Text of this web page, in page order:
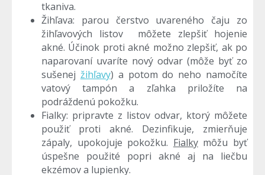
tkaniva.
Žihľava: parou čerstvo uvareného čaju zo
žihľavových listov môžete zlepšiť hojenie
akné. Účinok proti akné možno zlepšiť, ak po
naparovaní uvaríte nový odvar (môže byť zo
sušenej žihľavy) a potom do neho namočíte
vatový tampón a zľahka priložíte na
podráždenú pokožku.
Fialky: pripravte z listov odvar, ktorý môžete
použiť proti akné. Dezinfikuje, zmierňuje
zápaly, upokojuje pokožku. Fialkymôžu byť
úspešne použité popri akné aj na liečbu
ekzémov a lupienky.